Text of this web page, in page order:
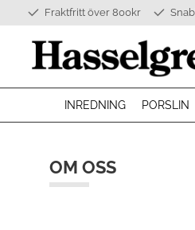
Fraktfritt över 800kr
INREDNING PORSLIN
OM OSS